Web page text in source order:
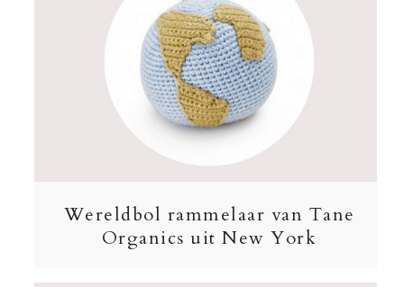
Wereldbol rammelaar van Tane
Organics uit New York